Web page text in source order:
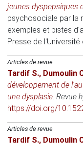
jeunes dyspepsiques
psychosociale par la
exemples et pistes
Presse de l'Université
Articles de revue
Tardif S., Dumoulin
développement de
une dysplasie. Revue
https://doi.org/
Articles de revue
Tardif S., Dumoulin